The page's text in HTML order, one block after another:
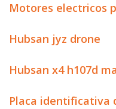
Motores electricos
Hubsan jyz drone
Hubsan x4 h107d
Placa identificativa